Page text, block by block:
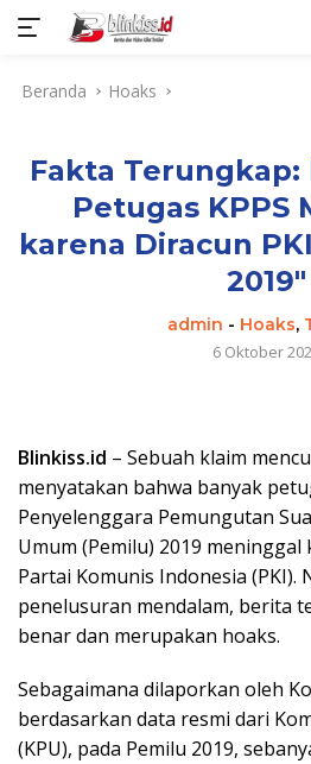
Beranda Hoaks
Fakta Terungkap:
Petugas KPPS
karena Diracun
2019″
admin - Hoaks,
6 Oktober
Blinkiss.id – Sebuah klaim
menyatakan bahwa banyak
Penyelenggara Pemungutan
Umum (Pemilu) 2019
Partai Komunis Indonesia (PKI).
penelusuran mendalam, berita
benar dan merupakan hoaks.
Sebagaimana dilaporkan oleh
berdasarkan data resmi dari
(KPU), pada Pemilu 2019,